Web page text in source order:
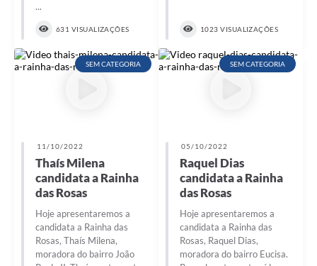
...
631 VISUALIZAÇÕES 1023 VISUALIZAÇÕES
SEM CATEGORIA
11/10/2022
Thaís Milena
candidata a Rainha
das Rosas
Hoje apresentaremos a
candidata a Rainha das
Rosas, Thaís Milena,
moradora do bairro João
SEM CATEGORIA
05/10/2022
Raquel Dias
candidata a Rainha
das Rosas
Hoje apresentaremos a
candidata a Rainha das
Rosas, Raquel Dias,
moradora do bairro Eucisa.